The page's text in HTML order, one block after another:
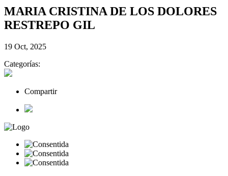
MARIA CRISTINA DE LOS DOLORES
RESTREPO GIL
19 Oct, 2025
Categorías:
Compartir